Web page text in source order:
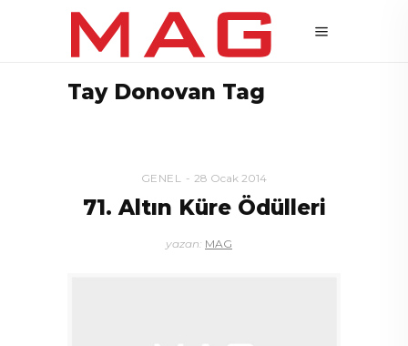
Tay Donovan Tag
GENEL 28 Ocak 2014
71. Altın Küre Ödülleri
yazan: MAG